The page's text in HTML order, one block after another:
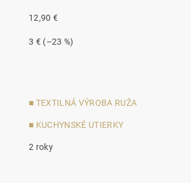
12,90 €
3 € (–23 %)
■ TEXTILNÁ VÝROBA RUŽA
■ KUCHYNSKÉ UTIERKY
2 roky